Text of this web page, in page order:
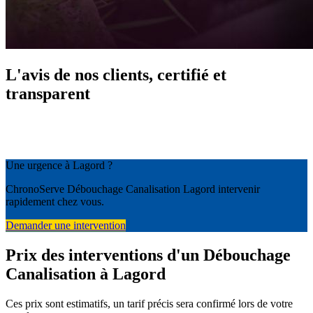
L'avis de nos clients, certifié et
transparent
Une urgence à Lagord ?
ChronoServe Débouchage Canalisation Lagord intervenir
rapidement chez vous.
Demander une intervention
Prix des interventions d'un Débouchage
Canalisation à Lagord
Ces prix sont estimatifs, un tarif précis sera confirmé lors de votre